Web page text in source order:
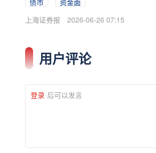
债市
资金面
上海证券报
2026-06-26 07:15
用户评论
登录 后可以发言